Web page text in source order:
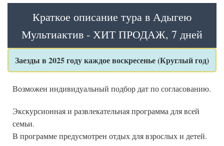
Краткое описание тура в Адыгею
Мультиактив - ХИТ ПРОДАЖ, 7 дней
Заезды в 2025 году каждое воскресенье (Круглый год)
Возможен индивидуальный подбор дат по согласованию.
Экскурсионная и развлекательная программа для всей
семьи.
В программе предусмотрен отдых для взрослых и детей.